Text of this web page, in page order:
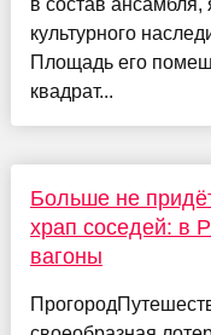
в состав
культурного
Площадь его
квадрат...
Больше не
храп соседей: в
вагоны